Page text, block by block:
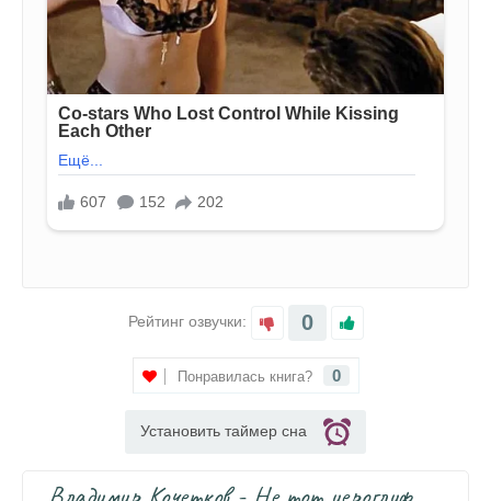
Рейтинг озвучки: 0
Понравилась книга? 0
Установить таймер сна